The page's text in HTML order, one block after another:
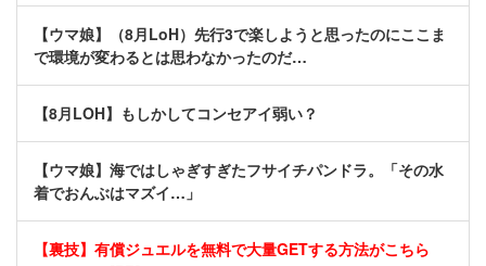
【ウマ娘】（8月LoH）先行3で楽しようと思ったのにここま
で環境が変わるとは思わなかったのだ…
【8月LOH】もしかしてコンセアイ弱い？
【ウマ娘】海ではしゃぎすぎたフサイチパンドラ。「その水
着でおんぶはマズイ…」
【裏技】有償ジュエルを無料で大量GETする方法がこちら